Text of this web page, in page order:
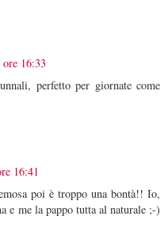
ore 16:33
perfetto per giornate come
16:41
poi è troppo una bontà!! Io,
e me la pappo tutta al naturale ;-)